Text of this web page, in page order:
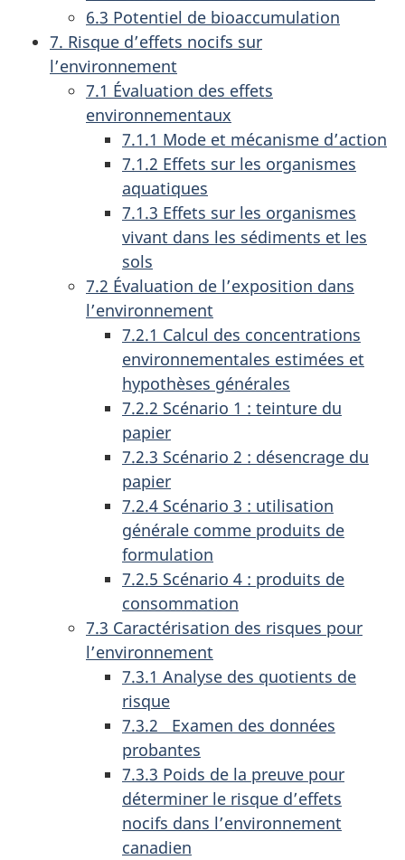
6.3 Potentiel de bioaccumulation
7. Risque d’effets nocifs sur
l’environnement
7.1 Évaluation des effets
environnementaux
7.1.1 Mode et mécanisme d’action
7.1.2 Effets sur les organismes
aquatiques
7.1.3 Effets sur les organismes
vivant dans les sédiments et les
sols
7.2 Évaluation de l’exposition dans
l’environnement
7.2.1 Calcul des concentrations
environnementales estimées et
hypothèses générales
7.2.2 Scénario 1 : teinture du
papier
7.2.3 Scénario 2 : désencrage du
papier
7.2.4 Scénario 3 : utilisation
générale comme produits de
formulation
7.2.5 Scénario 4 : produits de
consommation
7.3 Caractérisation des risques pour
l’environnement
7.3.1 Analyse des quotients de
risque
7.3.2 Examen des données
probantes
7.3.3 Poids de la preuve pour
déterminer le risque d’effets
nocifs dans l’environnement
canadien